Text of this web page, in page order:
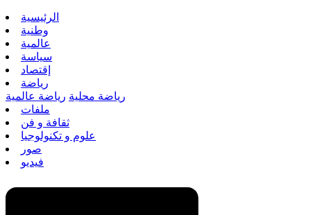
الرئيسية
وطنية
عالمية
سياسة
إقتصاد
رياضة
رياضة محلية رياضة عالمية
ملفات
ثقافة و فن
علوم و تكنولوجيا
صور
فيديو